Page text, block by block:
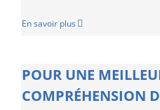
En savoir plus
POUR UNE
COMPRÉHENSION